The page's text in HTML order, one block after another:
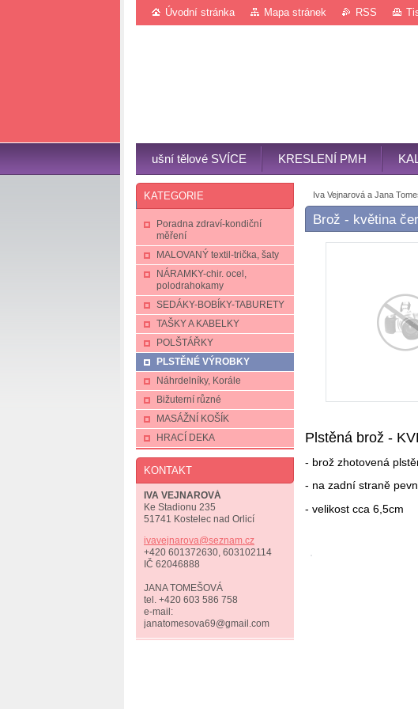
Úvodní stránka Mapa stránek RSS
ušní tělové SVÍCE KRESLENÍ PMH
Iva Vejnarová a Jana
Brož - květina
Plstěná brož -
- brož zhotovená
- na zadní straně
- velikost cca 6,5cm
KATEGORIE
Poradna zdraví-kondiční
měření
MALOVANÝ textil-trička, šaty
NÁRAMKY-chir. ocel,
polodrahokamy
SEDÁKY-BOBÍKY-TABURETY
TAŠKY A KABELKY
POLŠTÁŘKY
PLSTĚNÉ VÝROBKY
Náhrdelníky, Korále
Bižuterní různé
MASÁŽNÍ KOŠÍK
HRACÍ DEKA
KONTAKT
IVA VEJNAROVÁ
Ke Stadionu 235
51741 Kostelec nad Orlicí
ivavejnarova@seznam.cz
+420 601372630, 603102114
IČ 62046888
JANA TOMEŠOVÁ
tel. +420 603 586 758
e-mail:
janatomesova69@gmail.com